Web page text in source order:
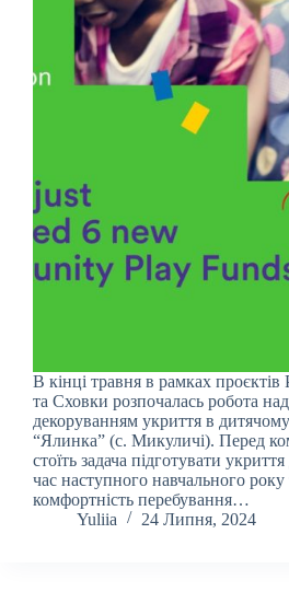
В кінці травня в рамках проєктів
та Сховки розпочалась робота
декоруванням укриття в
“Ялинка” (с. Микуличі). Перед
стоїть задача підготувати
час наступного навчального
комфортність перебування…
Yuliia
24 Липня, 2024